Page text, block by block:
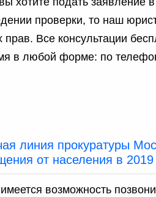
проверки, то наш
прав. Все консультации
в любой форме: по
линия прокуратуры
от населения в 2019
возможность